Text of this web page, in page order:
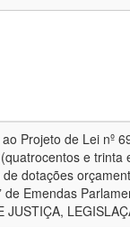
Projeto de Lei nº
e
dotações
de Emendas
JUSTIÇA,